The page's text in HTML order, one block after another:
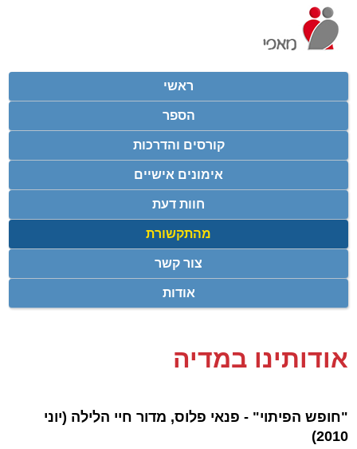
ראשי
הספר
קורסים והדרכות
אימונים אישיים
חוות דעת
מהתקשורת
צור קשר
אודות
אודותינו במדיה
"חופש הפיתוי" - פנאי פלוס, מדור חיי הלילה (יוני
2010)